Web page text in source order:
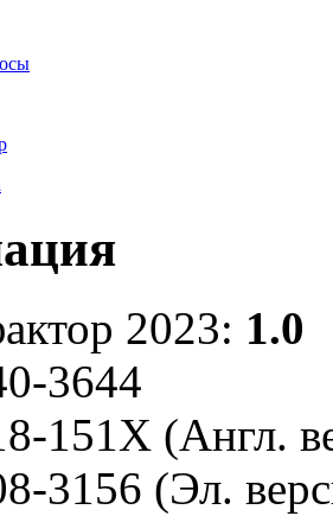
2023: 1.0
3644
151X (Англ.
3156 (Эл.